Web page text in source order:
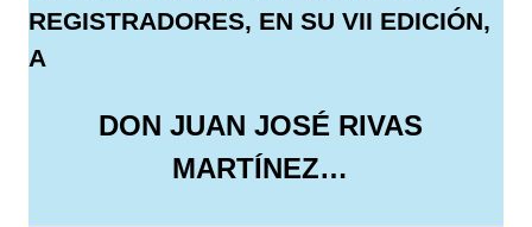
REGISTRADORES, EN SU VII EDICIÓN,
A
DON JUAN JOSÉ RIVAS
MARTÍNEZ…